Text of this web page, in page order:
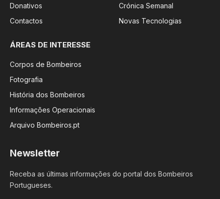
Donativos
Contactos
Crónica Semanal
Novas Tecnologias
ÁREAS DE INTERESSE
Corpos de Bombeiros
Fotografia
História dos Bombeiros
Informações Operacionais
Arquivo Bombeiros.pt
Newsletter
Receba as últimas informações do portal dos Bombeiros
Portugueses.